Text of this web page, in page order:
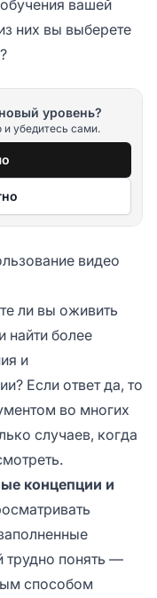
вашей
них вы выберете
уровень?
и убедитесь сами.
видео
ли вы оживить
найти более
и
Если ответ да, то
во многих
случаев, когда
концепции и
трудно понять —
способом